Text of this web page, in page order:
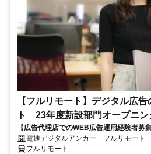
【フルリモート】デジタル広
ト 23年度新設部門オープニン
【広告代理店でのWEB広告運用経験者募
G／全国×完全在宅／年休126日・土日祝
電通デジタルアンカー フルリモート
フルリモート